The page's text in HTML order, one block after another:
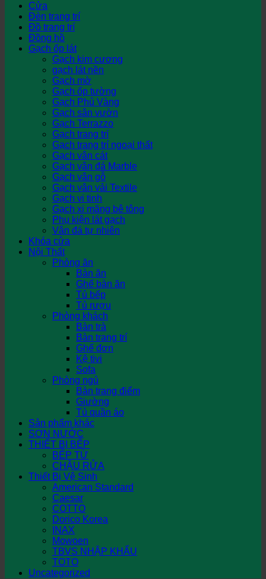
Cửa
Đèn trang trí
Đồ trang trí
Đồng hồ
Gạch ốp lát
Gạch kim cương
gạch lát nền
Gạch mờ
Gạch ốp tường
Gạch Phủ Vàng
Gạch sân vườn
Gạch Terrazzo
Gạch trang trí
Gạch trang trí ngoại thất
Gạch vân cát
Gạch vân đá Marble
Gạch vân gỗ
Gạch vân vải Textile
Gạch vi tinh
Gạch xi măng bê tông
Phụ kiện lát gạch
Vân đá tự nhiên
Khóa cửa
Nội Thất
Phòng ăn
Bàn ăn
Ghế bàn ăn
Tủ bếp
Tủ rượu
Phòng khách
Bàn trà
Bàn trang trí
Ghế đơn
Kệ tivi
Sofa
Phòng ngủ
Bàn trang điểm
Giường
Tủ quần áo
Sản phẩm khác
SƠN NƯỚC
THIẾT BỊ BẾP
BẾP TỪ
CHẬU RỬA
Thiết Bị Vệ Sinh
American Standard
Caesar
COTTO
Dorico Korea
INAX
Mowoen
TBVS NHẬP KHẨU
TOTO
Uncategorized